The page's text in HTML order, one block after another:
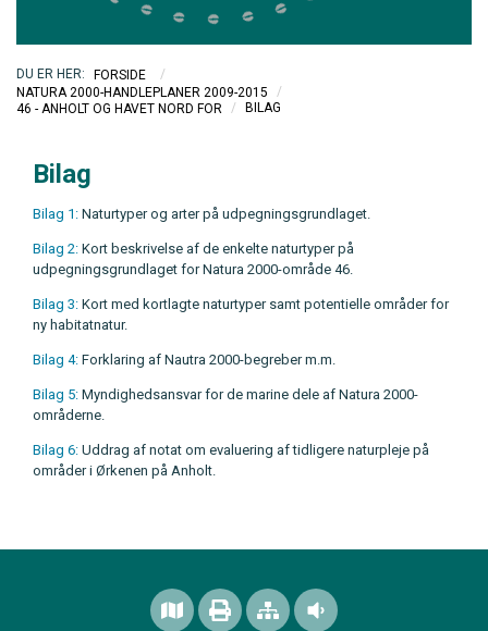
FORSIDE
/
NATURA 2000-HANDLEPLANER 2009-2015
/
46 - ANHOLT OG HAVET NORD FOR
/ BILAG
Bilag
Bilag 1: Naturtyper og arter på udpegningsgrundlaget.
Bilag 2: Kort beskrivelse af de enkelte naturtyper på
udpegningsgrundlaget for Natura 2000-område 46.
Bilag 3: Kort med kortlagte naturtyper samt potentielle områder for
ny habitatnatur.
Bilag 4: Forklaring af Nautra 2000-begreber m.m.
Bilag 5: Myndighedsansvar for de marine dele af Natura 2000-
områderne.
Bilag 6: Uddrag af notat om evaluering af tidligere naturpleje på
områder i Ørkenen på Anholt.